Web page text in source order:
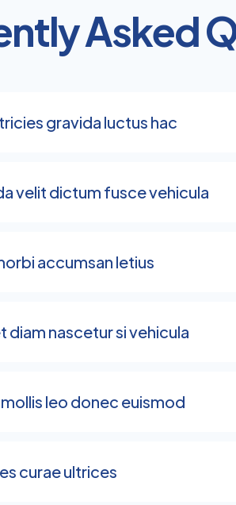
Asked
gravida luctus hac
velit dictum fusce vehicula
accumsan letius
diam nascetur si vehicula
leo donec euismod
curae ultrices